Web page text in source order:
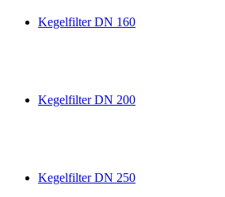
Kegelfilter DN 160
Kegelfilter DN 200
Kegelfilter DN 250